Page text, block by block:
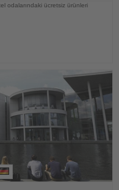
odalarındaki ücretsiz ürünleri